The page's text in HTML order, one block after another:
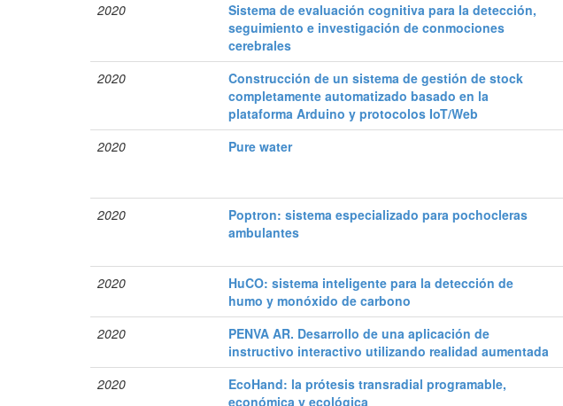
2020
Sistema de evaluación cognitiva para la detección,
seguimiento e investigación de conmociones
cerebrales
2020
Construcción de un sistema de gestión de stock
completamente automatizado basado en la
plataforma Arduino y protocolos IoT/Web
2020
Pure water
2020
Poptron: sistema especializado para pochocleras
ambulantes
2020
HuCO: sistema inteligente para la detección de
humo y monóxido de carbono
2020
PENVA AR. Desarrollo de una aplicación de
instructivo interactivo utilizando realidad aumentada
2020
EcoHand: la prótesis transradial programable,
económica y ecológica